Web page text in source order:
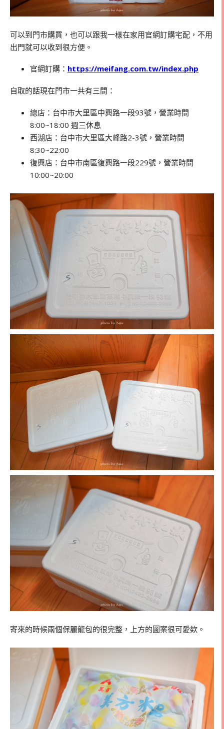
可以到門市購買，也可以跟我一樣在家用官網訂購宅配，不用
出門就可以收到很方便。
官網訂購： https://meifang.com.tw/index.php
自取的話現在門市一共有三間：
總店：台中市大里區中興路一段93號，營業時間
8:00~18:00 週三休息
西湖店：台中市大里區大峰路2-3號， 營業時間
8:30~22:00
復興店：台中市南區復興路一段229號， 營業時間
10:00~20:00
寄來的時候兩個保麗龍包的很完整，上方的圖案很可愛欸。